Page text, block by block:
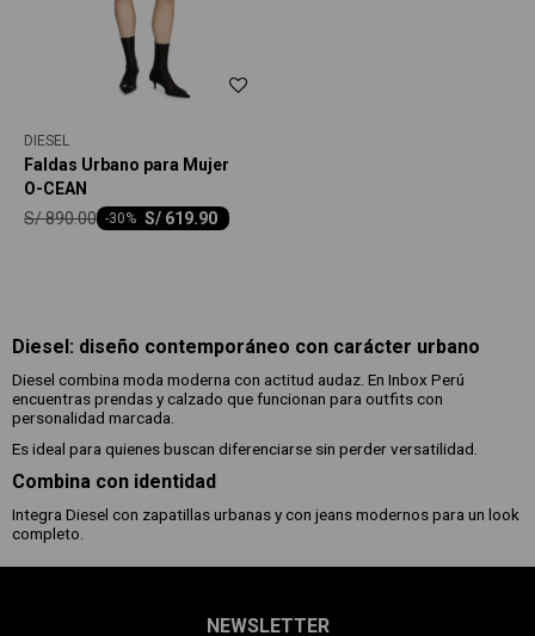
DIESEL
Faldas Urbano para Mujer
O-CEAN
S/ 619.90
-30
S/890.00
Diesel: diseño contemporáneo con carácter urbano
Diesel combina moda moderna con actitud audaz. En Inbox Perú
encuentras prendas y calzado que funcionan para outfits con
personalidad marcada.
Es ideal para quienes buscan diferenciarse sin perder versatilidad.
Combina con identidad
Integra Diesel con zapatillas urbanas y con jeans modernos para un look
completo.
NEWSLETTER